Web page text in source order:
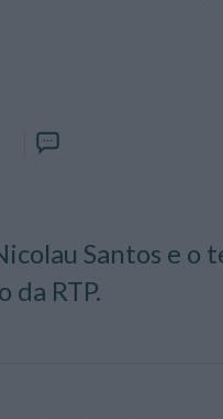
Santos e o
RTP.